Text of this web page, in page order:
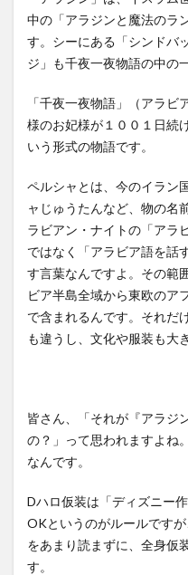
中の「アラジンと魔法のラ
す。シーにある「シンドバ
ジ」も千夜一夜物語の中の
「千夜一夜物語」（アラ
様のお妃様が１００１日続
いう形式の物語です。
ペルシャとは、今のイラン
ャじゅうたんなど、物の名
ラビアン・ナイトの「アラ
ではなく「アラビア語を話
す言葉なんですよ。その範
ビア半島全域から東欧のア
で含まれるんです。それだ
も違うし、文化や服装も大
皆さん、「それが『アラジ
の？」って思われますよね
なんです。
Dハロ仮装は「ディズニー
OKというのがルールです
をあまり読まずに、全身仮
す。